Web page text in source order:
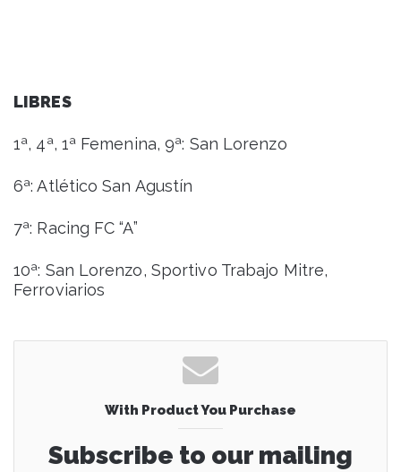
LIBRES
1ª, 4ª, 1ª Femenina, 9ª: San Lorenzo
6ª: Atlético San Agustín
7ª: Racing FC “A”
10ª: San Lorenzo, Sportivo Trabajo Mitre,
Ferroviarios
With Product You Purchase
Subscribe to our mailing